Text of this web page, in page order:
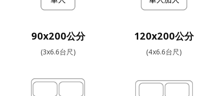
90x200公分
(3x6.6台尺)
120x200公分
(4x6.6台尺)